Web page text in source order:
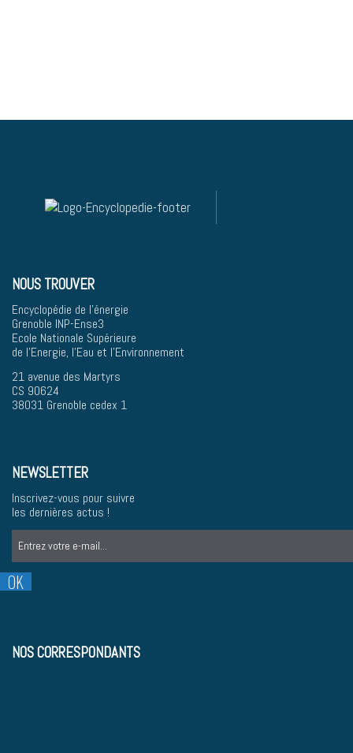
NOUS TROUVER
Encyclopédie de l'énergie
Grenoble INP-Ense3
Ecole Nationale Supérieure
de l'Energie, l'Eau et l'Environnement
21 avenue des Martyrs
CS 90624
38031 Grenoble cedex 1
NEWSLETTER
Inscrivez-vous pour suivre
les dernières actus !
NOS CORRESPONDANTS